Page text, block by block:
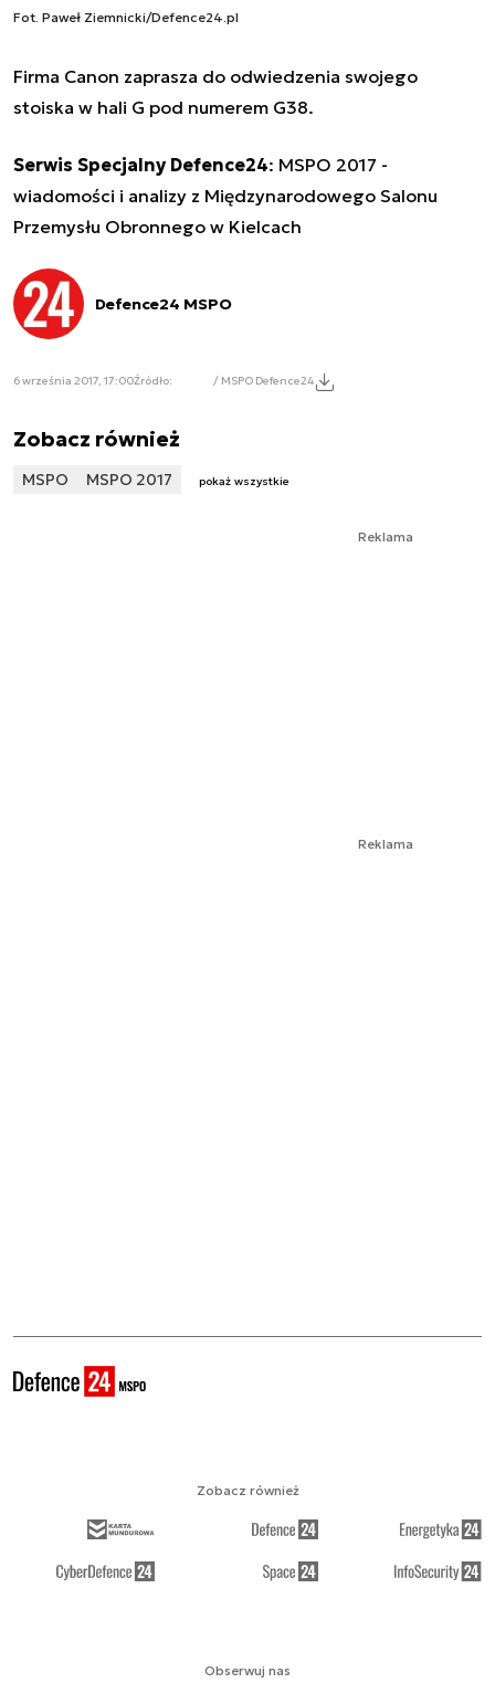
Fot. Paweł Ziemnicki/Defence24.pl
Firma Canon zaprasza do odwiedzenia swojego
stoiska w hali G pod numerem G38.
Serwis Specjalny Defence24: MSPO 2017 -
wiadomości i analizy z Międzynarodowego Salonu
Przemysłu Obronnego w Kielcach
Defence24 MSPO
6 września 2017, 17:00Źródło: / MSPO Defence24
Zobacz również
MSPO MSPO 2017 pokaż wszystkie
Reklama
Reklama
Obserwuj nas
Zobacz również